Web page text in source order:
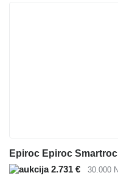
2.731 € 30.000